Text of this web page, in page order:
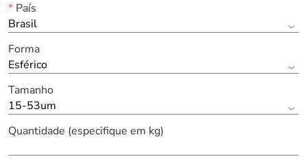
*País
Brasil
Forma
Esférico
Tamanho
15-53um
Quantidade (especifique em kg)